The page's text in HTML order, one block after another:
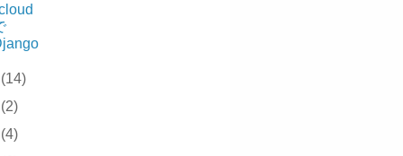
(14)
(2)
(4)